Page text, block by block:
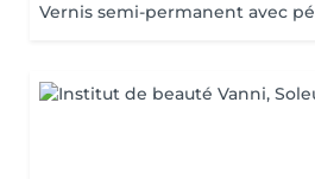
Vernis semi-permanent avec